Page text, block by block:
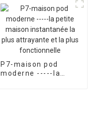
P7-maison pod
moderne -----la